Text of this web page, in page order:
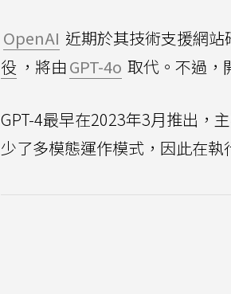
OpenAI 近期於其技術支援網站
役 ，將由GPT-4o 取代。不過，
GPT-4最早在2023年3月推出，
少了多模態運作模式，因此在執